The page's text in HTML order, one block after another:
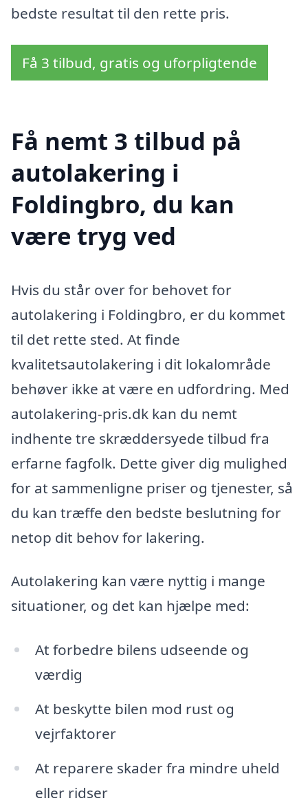
bedste resultat til den rette pris.
Få 3 tilbud, gratis og uforpligtende
Få nemt 3 tilbud på
autolakering i
Foldingbro, du kan
være tryg ved
Hvis du står over for behovet for
autolakering i Foldingbro, er du kommet
til det rette sted. At finde
kvalitetsautolakering i dit lokalområde
behøver ikke at være en udfordring. Med
autolakering-pris.dk kan du nemt
indhente tre skræddersyede tilbud fra
erfarne fagfolk. Dette giver dig mulighed
for at sammenligne priser og tjenester, så
du kan træffe den bedste beslutning for
netop dit behov for lakering.
Autolakering kan være nyttig i mange
situationer, og det kan hjælpe med:
At forbedre bilens udseende og
værdig
At beskytte bilen mod rust og
vejrfaktorer
At reparere skader fra mindre uheld
eller ridser